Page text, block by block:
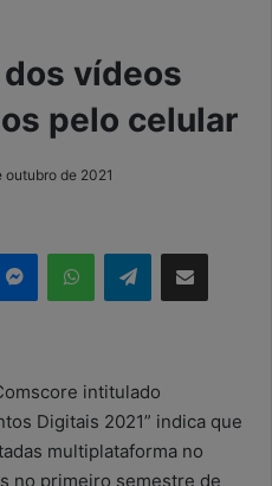
dos vídeos
pelo celular
outubro de 2021
Telegram
intitulado
Digitais 2021” indica que
multiplataforma no
no primeiro semestre de